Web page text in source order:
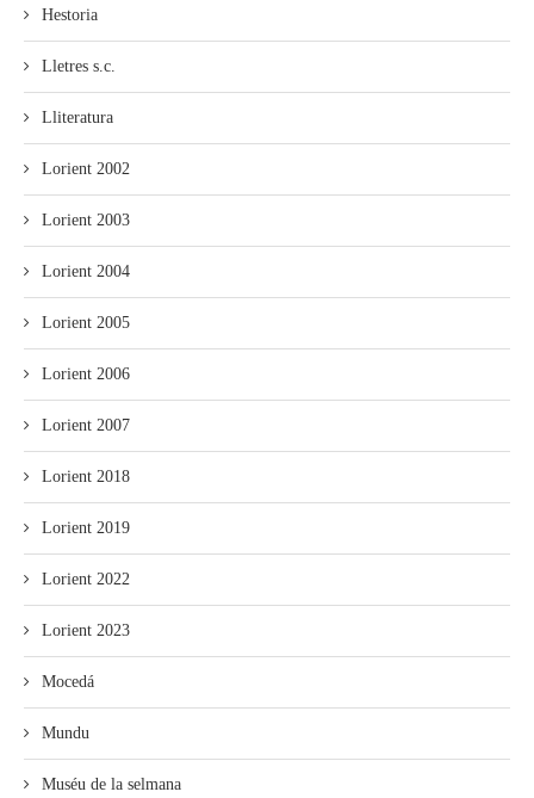
Hestoria
Lletres s.c.
Lliteratura
Lorient 2002
Lorient 2003
Lorient 2004
Lorient 2005
Lorient 2006
Lorient 2007
Lorient 2018
Lorient 2019
Lorient 2022
Lorient 2023
Mocedá
Mundu
Muséu de la selmana